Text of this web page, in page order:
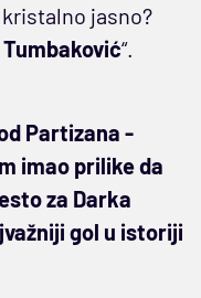
jasno?
“.
Partizana -
imao prilike da
za Darka
gol u istoriji